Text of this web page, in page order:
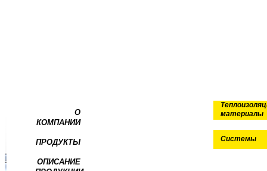
О
КОМПАНИИ
ПРОДУКТЫ
ОПИСАНИЕ
материалы
Системы